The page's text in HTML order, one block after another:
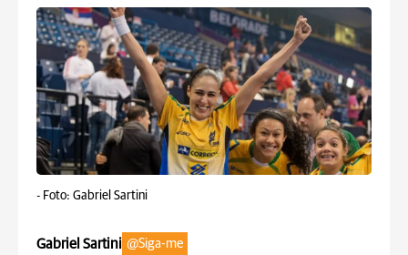
- Foto: Gabriel Sartini
Gabriel Sartini @Siga-me